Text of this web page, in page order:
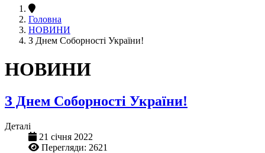
Головна
НОВИНИ
З Днем Соборності України!
НОВИНИ
З Днем Соборності України!
Деталі
21 січня 2022
Перегляди: 2621